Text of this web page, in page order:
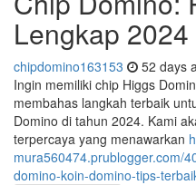
Lengkap 2024
chipdomino163153 52 days
Ingin memiliki chip Higgs
membahas langkah terbaik
Domino di tahun 2024. Kami
terpercaya yang menawarkan
mura560474.prublogger.com/
domino-koin-domino-tips-